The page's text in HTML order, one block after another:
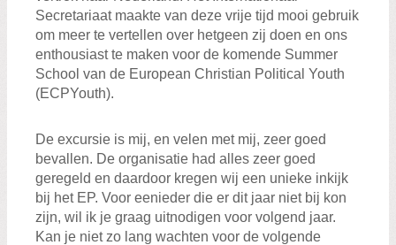
Secretariaat maakte van deze vrije tijd mooi gebruik
om meer te vertellen over hetgeen zij doen en ons
enthousiast te maken voor de komende Summer
School van de European Christian Political Youth
(ECPYouth).
De excursie is mij, en velen met mij, zeer goed
bevallen. De organisatie had alles zeer goed
geregeld en daardoor kregen wij een unieke inkijk
bij het EP. Voor eenieder die er dit jaar niet bij kon
zijn, wil ik je graag uitnodigen voor volgend jaar.
Kan je niet zo lang wachten voor de volgende